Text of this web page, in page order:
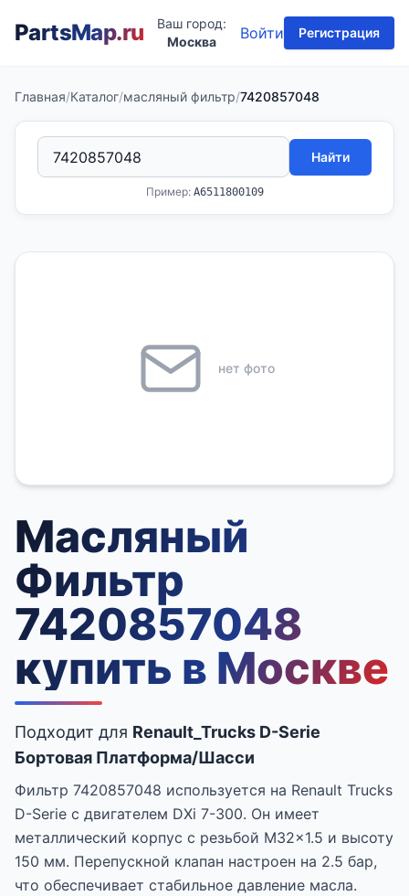
PartsMap.ru
Ваш город:
Москва
Войти Регистрация
Главная/Каталог/масляный фильтр/7420857048
Найти
Пример: A6511800109
нет фото
Масляный
Фильтр
7420857048
купить в Москве
Подходит для Renault_Trucks D-Serie
Бортовая Платформа/Шасси
Фильтр 7420857048 используется на Renault Trucks
D-Serie с двигателем DXi 7-300. Он имеет
металлический корпус с резьбой M32x1.5 и высоту
150 мм. Перепускной клапан настроен на 2.5 бар,
что обеспечивает стабильное давление масла.